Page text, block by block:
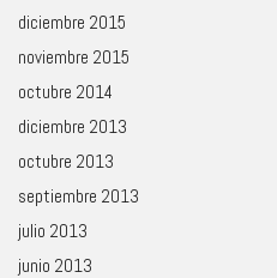
diciembre 2015
noviembre 2015
octubre 2014
diciembre 2013
octubre 2013
septiembre 2013
julio 2013
junio 2013